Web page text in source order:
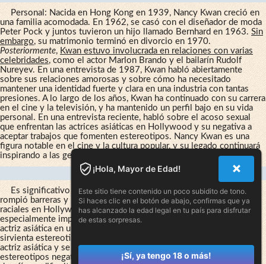
Personal: Nacida en Hong Kong en 1939, Nancy Kwan creció en
una familia acomodada. En 1962, se casó con el diseñador de moda
Peter Pock y juntos tuvieron un hijo llamado Bernhard en 1963. Sin
embargo, su matrimonio terminó en divorcio en 1970.
Posteriormente, Kwan estuvo involucrada en relaciones con varias
celebridades, como el actor Marlon Brando y el bailarín Rudolf
Nureyev. En una entrevista de 1987, Kwan habló abiertamente
sobre sus relaciones amorosas y sobre cómo ha necesitado
mantener una identidad fuerte y clara en una industria con tantas
presiones. A lo largo de los años, Kwan ha continuado con su carrera
en el cine y la televisión, y ha mantenido un perfil bajo en su vida
personal. En una entrevista reciente, habló sobre el acoso sexual
que enfrentan las actrices asiáticas en Hollywood y su negativa a
aceptar trabajos que fomenten estereotipos. Nancy Kwan es una
figura notable en el cine y la cultura popular, y su legado continuará
inspirando a las generaciones venideras. Nancy Kwan pantimedias.
Legado De Nancy Kwan En El Cine
Es significativo y no puede ignorarse. Durante su carrera, Kwan
rompió barreras y luchó contra la discriminación y los estereotipos
raciales en Hollywood. Su papel en "El mundo de Suzie Wong" fue
especialmente importante ya que fue el primero en mostrar a una
actriz asiática en un papel principal que no era una prostituta o una
sirvienta estereotipada. Kwan también defendió su identidad como
actriz asiática y se negó a participar en papeles que perpetuaban
estereotipos negativos. En su vida personal,Kwan se enfrentó a
¡Hola, Mayor de Edad!
Este sitio tiene contenido un poco subidito de tono.
Si haces clic en el botón de abajo, confirmas que ya
has alcanzado la edad legal en tu país para disfrutar
de estas sorpresas.
¡Sí, ya tengo 18 o más!